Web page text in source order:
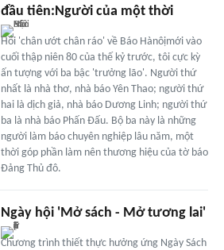
đầu tiên:Người của một thời
Hồi 'chân ướt chân ráo' về Báo Hànôịmới vào
cuối thập niên 80 của thế kỷ trước, tôi cực kỳ
ấn tượng với ba bậc 'trưởng lão'. Người thứ
nhất là nhà thơ, nhà báo Yên Thao; người thứ
hai là dịch giả, nhà báo Dương Linh; người thứ
ba là nhà báo Phấn Đấu. Bộ ba này là những
người làm báo chuyên nghiệp lâu năm, một
thời góp phần làm nên thương hiệu của tờ báo
Đảng Thủ đô.
Ngày hội 'Mở sách - Mở tương lai'
Chương trình thiết thực hưởng ứng Ngày Sách